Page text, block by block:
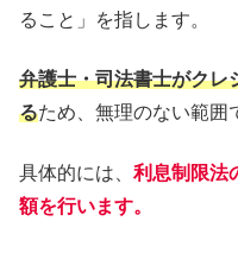
ること」を指します。
弁護士・司法書士がクレ
るため、無理のない範囲
具体的には、 利息制限法
額を行います。